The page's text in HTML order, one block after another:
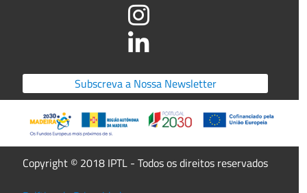
Subscreva a Nossa Newsletter
Copyright © 2018 IPTL - Todos os direitos reservados